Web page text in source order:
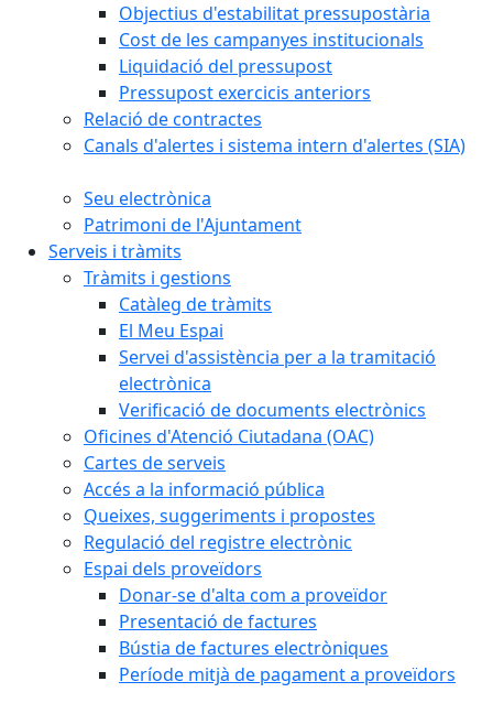
Objectius d'estabilitat pressupostària
Cost de les campanyes institucionals
Liquidació del pressupost
Pressupost exercicis anteriors
Relació de contractes
Canals d'alertes i sistema intern d'alertes (SIA)
Seu electrònica
Patrimoni de l'Ajuntament
Serveis i tràmits
Tràmits i gestions
Catàleg de tràmits
El Meu Espai
Servei d'assistència per a la tramitació
electrònica
Verificació de documents electrònics
Oficines d'Atenció Ciutadana (OAC)
Cartes de serveis
Accés a la informació pública
Queixes, suggeriments i propostes
Regulació del registre electrònic
Espai dels proveïdors
Donar-se d'alta com a proveïdor
Presentació de factures
Bústia de factures electròniques
Període mitjà de pagament a proveïdors